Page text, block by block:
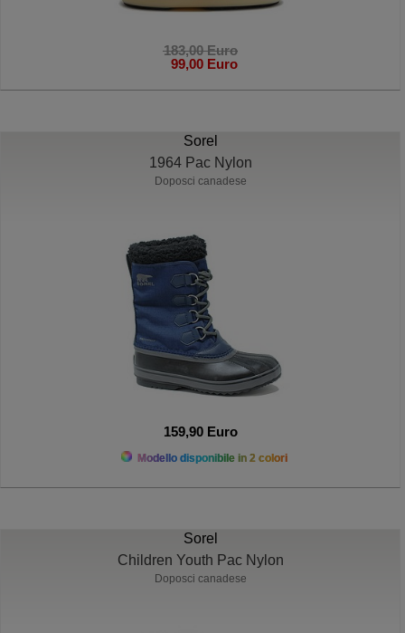
183,00 Euro
99,00 Euro
Sorel
1964 Pac Nylon
Doposci canadese
159,90 Euro
Modello disponibile in 2 colori
Sorel
Children Youth Pac Nylon
Doposci canadese